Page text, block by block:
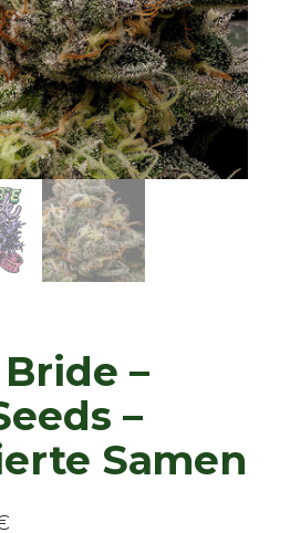
–
–
Samen